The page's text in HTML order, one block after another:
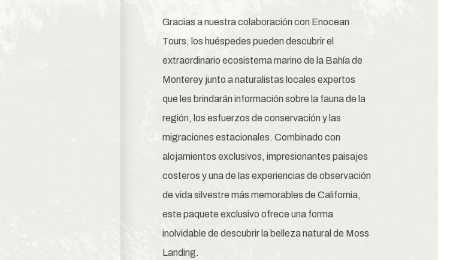
Gracias a nuestra colaboración con Enocean
Tours, los huéspedes pueden descubrir el
extraordinario ecosistema marino de la Bahía de
Monterey junto a naturalistas locales expertos
que les brindarán información sobre la fauna de la
región, los esfuerzos de conservación y las
migraciones estacionales. Combinado con
alojamientos exclusivos, impresionantes paisajes
costeros y una de las experiencias de observación
de vida silvestre más memorables de California,
este paquete exclusivo ofrece una forma
inolvidable de descubrir la belleza natural de Moss
Landing.